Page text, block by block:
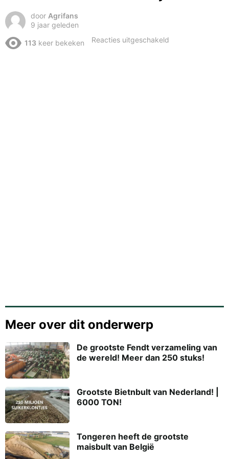
door Agrifans
9 jaar geleden
113 keer bekeken Reacties uitgeschakeld
Meer over dit onderwerp
De grootste Fendt verzameling van
de wereld! Meer dan 250 stuks!
Grootste Bietnbult van Nederland! |
6000 TON!
Tongeren heeft de grootste
maisbult van België